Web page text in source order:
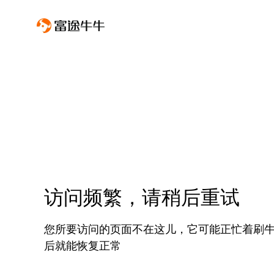
访问频繁，请稍后重试
您所要访问的页面不在这儿，它可能正忙着刷
后就能恢复正常